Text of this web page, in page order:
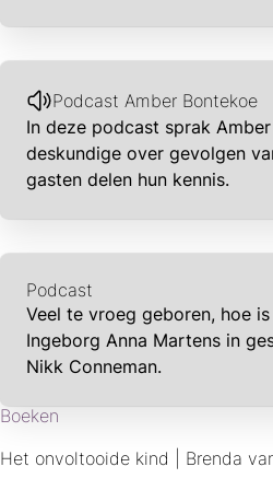
Podcast Amber Bontekoe
In deze podcast sprak
deskundige over gevolgen
gasten delen hun kennis.
Podcast
Veel te vroeg geboren, hoe
Ingeborg Anna Martens in
Nikk Conneman.
Boeken
Het onvoltooide kind | Brenda